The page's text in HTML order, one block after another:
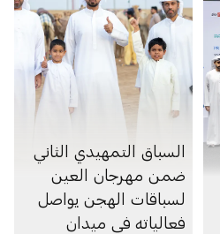
السباق التمهيدي الثاني
ضمن مهرجان العين
لسباقات الهجن يواصل
فعالياته في ميدان